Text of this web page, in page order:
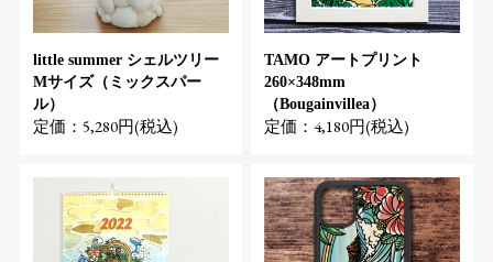
little summer シェルツリー
Mサイズ（ミックスパー
ル）
定価：5,280円(税込)
TAMO アートプリント
260×348mm
（Bougainvillea）
定価：4,180円(税込)